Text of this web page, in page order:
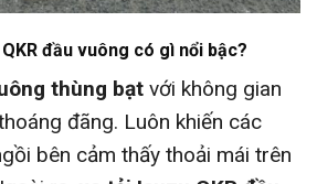
đầu vuông có gì nổi bậc?
thùng bạt với không gian
đãng. Luôn khiến các
bên cảm thấy thoải mái trên